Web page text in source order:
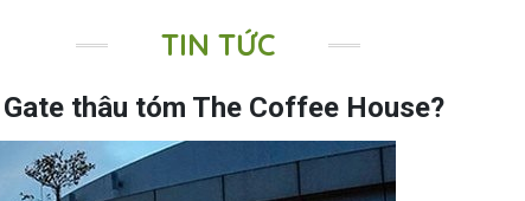
TIN TỨC
thâu tóm The Coffee House?